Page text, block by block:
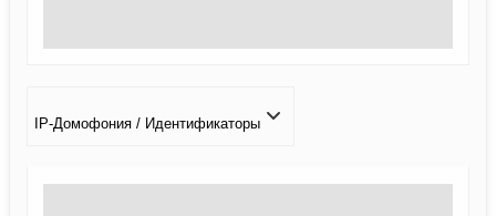
IP-Домофония / Идентификаторы